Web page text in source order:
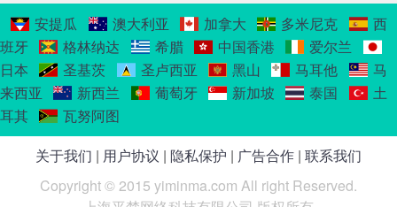
安提瓜 澳大利亚 加拿大 多米尼克
西
班牙
格林纳达 希腊 中国香港
爱尔兰
日本
圣基茨 圣卢西亚 黑山 马耳他
马
来西亚
新西兰 葡萄牙 新加坡 泰国
土
耳其
瓦努阿图
关于我们 | 用户协议 | 隐私保护 | 广告合作 | 联系我们
Copyright © 2015 yiminma.com All right Reserved.